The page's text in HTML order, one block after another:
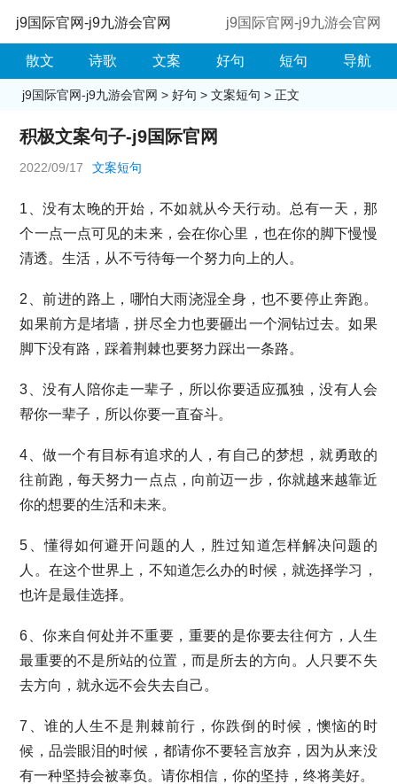
j9国际官网-j9九游会官网 j9国际官网-j9九游会官网
散文 诗歌 文案 好句 短句 导航
j9国际官网-j9九游会官网 > 好句 > 文案短句 > 正文
积极文案句子-j9国际官网
2022/09/17 文案短句
1、没有太晚的开始，不如就从今天行动。总有一天，那
个一点一点可见的未来，会在你心里，也在你的脚下慢慢
清透。生活，从不亏待每一个努力向上的人。
2、前进的路上，哪怕大雨浇湿全身，也不要停止奔跑。
如果前方是堵墙，拼尽全力也要砸出一个洞钻过去。如果
脚下没有路，踩着荆棘也要努力踩出一条路。
3、没有人陪你走一辈子，所以你要适应孤独，没有人会
帮你一辈子，所以你要一直奋斗。
4、做一个有目标有追求的人，有自己的梦想，就勇敢的
往前跑，每天努力一点点，向前迈一步，你就越来越靠近
你的想要的生活和未来。
5、懂得如何避开问题的人，胜过知道怎样解决问题的
人。在这个世界上，不知道怎么办的时候，就选择学习，
也许是最佳选择。
6、你来自何处并不重要，重要的是你要去往何方，人生
最重要的不是所站的位置，而是所去的方向。人只要不失
去方向，就永远不会失去自己。
7、谁的人生不是荆棘前行，你跌倒的时候，懊恼的时
候，品尝眼泪的时候，都请你不要轻言放弃，因为从来没
有一种坚持会被辜负。请你相信，你的坚持，终将美好。